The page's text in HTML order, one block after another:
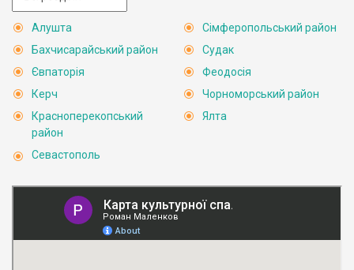
Алушта
Бахчисарайський район
Євпаторія
Керч
Красноперекопський
район
Севастополь
Сімферопольський район
Судак
Феодосія
Чорноморський район
Ялта